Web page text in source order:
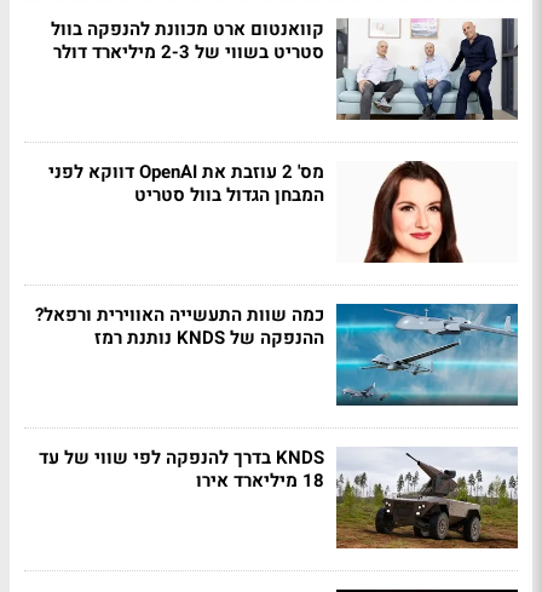
קוואנטום ארט מכוונת להנפקה בוול
סטריט בשווי של 2-3 מיליארד דולר
מס' 2 עוזבת את OpenAI דווקא לפני
המבחן הגדול בוול סטריט
כמה שוות התעשייה האווירית ורפאל?
ההנפקה של KNDS נותנת רמז
KNDS בדרך להנפקה לפי שווי של עד
18 מיליארד אירו